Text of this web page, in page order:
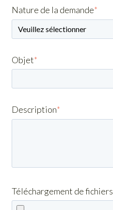
Nature de la demande*
Objet*
Description*
Téléchargement de fichiers